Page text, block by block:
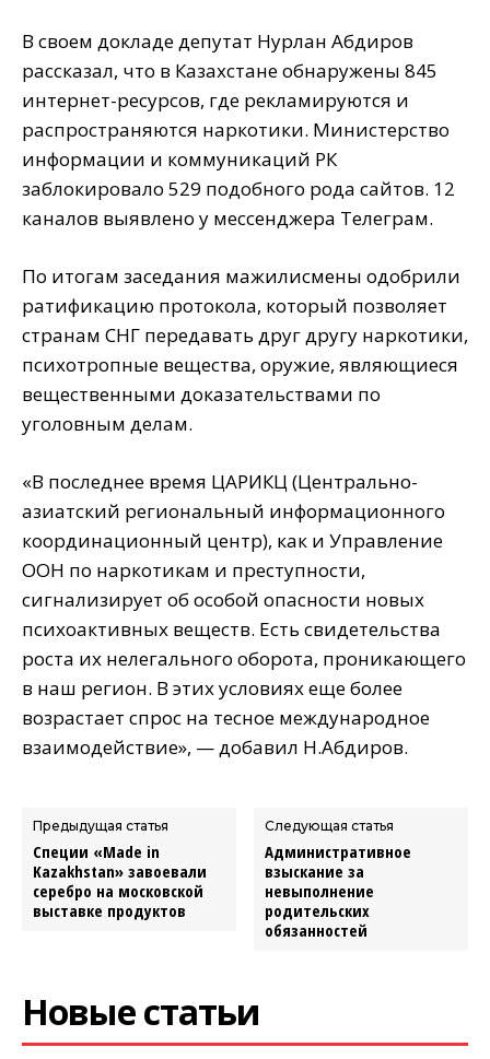
В своем докладе депутат Нурлан Абдиров
рассказал, что в Казахстане обнаружены 845
интернет-ресурсов, где рекламируются и
распространяются наркотики. Министерство
информации и коммуникаций РК
заблокировало 529 подобного рода сайтов. 12
каналов выявлено у мессенджера Телеграм.
По итогам заседания мажилисмены одобрили
ратификацию протокола, который позволяет
странам СНГ передавать друг другу наркотики,
психотропные вещества, оружие, являющиеся
вещественными доказательствами по
уголовным делам.
«В последнее время ЦАРИКЦ (Центрально-
азиатский региональный информационного
координационный центр), как и Управление
ООН по наркотикам и преступности,
сигнализирует об особой опасности новых
психоактивных веществ. Есть свидетельства
роста их нелегального оборота, проникающего
в наш регион. В этих условиях еще более
возрастает спрос на тесное международное
взаимодействие», — добавил Н.Абдиров.
Предыдущая статья
Специи «Made in
Kazakhstan» завоевали
серебро на московской
выставке продуктов
Следующая статья
Административное
взыскание за
невыполнение
родительских
обязанностей
Новые статьи